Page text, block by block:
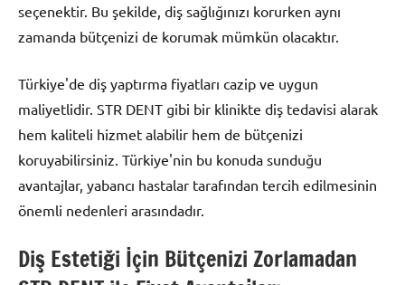
seçenektir. Bu şekilde, diş sağlığınızı korurken aynı
zamanda bütçenizi de korumak mümkün olacaktır.
Türkiye'de diş yaptırma fiyatları cazip ve uygun
maliyetlidir. STR DENT gibi bir klinikte diş tedavisi alarak
hem kaliteli hizmet alabilir hem de bütçenizi
koruyabilirsiniz. Türkiye'nin bu konuda sunduğu
avantajlar, yabancı hastalar tarafından tercih edilmesinin
önemli nedenleri arasındadır.
Diş Estetiği İçin Bütçenizi Zorlamadan